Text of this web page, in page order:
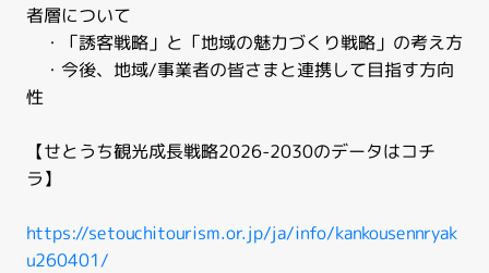
者層について
・「誘客戦略」と「地域の魅力づくり戦略」の考え方
・今後、地域/事業者の皆さまと連携して目指す方向
性
【せとうち観光成長戦略2026-2030のデータはコチ
ラ】
https://setouchitourism.or.jp/ja/info/kankousennryak
u260401/